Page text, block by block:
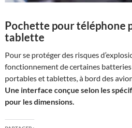
Pochette pour téléphone
tablette
Pour se protéger des risques
fonctionnement de certaines
portables et tablettes, à bord des
Une interface conçue selon les
pour les dimensions.